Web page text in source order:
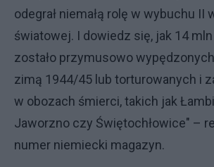
odegrał niemałą rolę w wybuchu II
światowej. I dowiedz się, jak 14
zostało przymusowo
zimą 1944/45 lub torturowanych i
w obozach śmierci, takich jak
Jaworzno czy Świętochłowice" –
numer niemiecki magazyn.